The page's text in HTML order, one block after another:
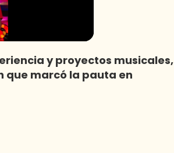
y proyectos musicales,
que marcó la pauta en